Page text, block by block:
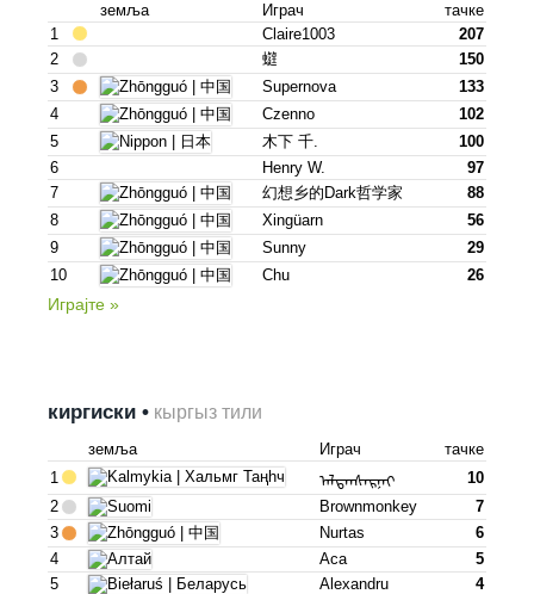
земља Играч
тачке
1
Claire1003
207
2
䗴
150
3
Supernova
133
4
Czenno
102
5
木下 千.
100
6
Henry W.
97
7
幻想乡的dark哲学家
88
8
Xingüarn
56
9
Sunny
29
10
Chu 26
Играјте »
киргиски • кыргыз тили
земља Играч
тачке
1
ᠠᠯᠲᠠᠨᠰᠠᠷᠨᠠᠢ
10
2
Brownmonkey
7
3
Nurtas
6
4
Аса
5
5
Alexandru
4